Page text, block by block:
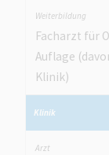
Facharzt für
Auflage
Klinik)